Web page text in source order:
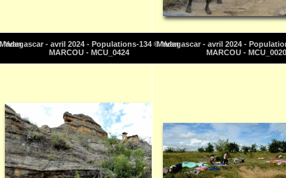
Yvan
- avril 2024 - Populations-134 © Yvan
MARCOU - MCU_0424
Madagascar - avril 2024 -
MARCOU - MCU_0020